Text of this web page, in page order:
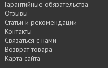
Гарантийные обязательства
Отзывы
Статьи и рекомендации
Контакты
Связаться с нами
Возврат товара
Карта сайта